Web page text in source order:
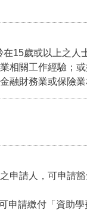
15歲或以上之人
相關工作經驗；
融財務業或保險
申請人，可申請
申請繳付「資助學